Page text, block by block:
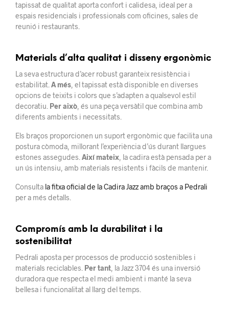
tapissat de qualitat aporta confort i calidesa, ideal per a
espais residencials i professionals com oficines, sales de
reunió i restaurants.
Materials d’alta qualitat i disseny ergonòmic
La seva estructura d’acer robust garanteix resistència i
estabilitat. A més , el tapissat està disponible en diverses
opcions de teixits i colors que s’adapten a qualsevol estil
decoratiu. Per això , és una peça versàtil que combina amb
diferents ambients i necessitats.
Els braços proporcionen un suport ergonòmic que facilita una
postura còmoda, millorant l’experiència d’ús durant llargues
estones assegudes. Així mateix , la cadira està pensada per a
un ús intensiu, amb materials resistents i fàcils de mantenir.
Consulta la fitxa oficial de la Cadira Jazz amb braços a Pedrali
per a més detalls.
Compromís amb la durabilitat i la
sostenibilitat
Pedrali aposta per processos de producció sostenibles i
materials reciclables. Per tant , la Jazz 3704 és una inversió
duradora que respecta el medi ambient i manté la seva
bellesa i funcionalitat al llarg del temps.